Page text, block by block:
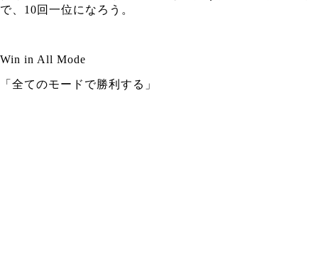
で、10回一位になろう。
Win in All Mode
「全てのモードで勝利する」